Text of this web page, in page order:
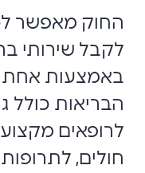
החוק מאפשר
לקבל שירותי
באמצעות אחת
הבריאות כולל
לרופאים
חולים,